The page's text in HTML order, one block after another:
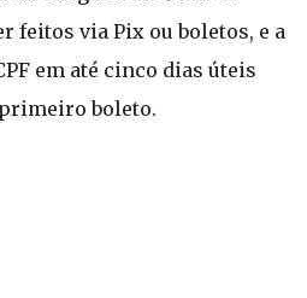
feitos via Pix ou boletos, e a
em até cinco dias úteis
boleto.